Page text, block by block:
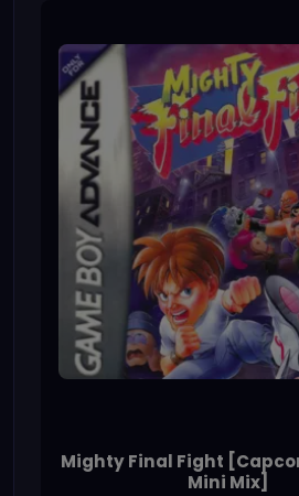
Mighty Final Fight
Mini Mix]